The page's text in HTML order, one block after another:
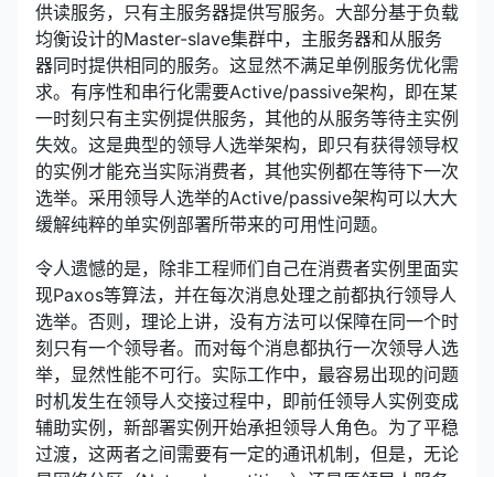
供读服务，只有主服务器提供写服务。大部分基于负载
均衡设计的Master-slave集群中，主服务器和从服务
器同时提供相同的服务。这显然不满足单例服务优化需
求。有序性和串行化需要Active/passive架构，即在某
一时刻只有主实例提供服务，其他的从服务等待主实例
失效。这是典型的领导人选举架构，即只有获得领导权
的实例才能充当实际消费者，其他实例都在等待下一次
选举。采用领导人选举的Active/passive架构可以大大
缓解纯粹的单实例部署所带来的可用性问题。
令人遗憾的是，除非工程师们自己在消费者实例里面实
现Paxos等算法，并在每次消息处理之前都执行领导人
选举。否则，理论上讲，没有方法可以保障在同一个时
刻只有一个领导者。而对每个消息都执行一次领导人选
举，显然性能不可行。实际工作中，最容易出现的问题
时机发生在领导人交接过程中，即前任领导人实例变成
辅助实例，新部署实例开始承担领导人角色。为了平稳
过渡，这两者之间需要有一定的通讯机制，但是，无论